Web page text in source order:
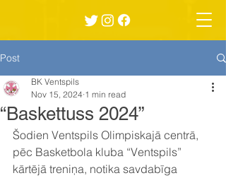
Post
“Baskettuss 2024”
BK Ventspils
Nov 15, 2024 1 min read
Šodien Ventspils Olimpiskajā centrā,
pēc Basketbola kluba “Ventspils”
kārtējā treniņa, notika savdabīga